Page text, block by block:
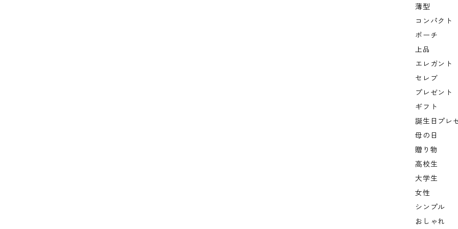
薄型
コンパクト
ポーチ
上品
エレガント
セレブ
プレゼント
ギフト
誕生日プレ
母の日
贈り物
高校生
大学生
女性
シンプル
おしゃれ